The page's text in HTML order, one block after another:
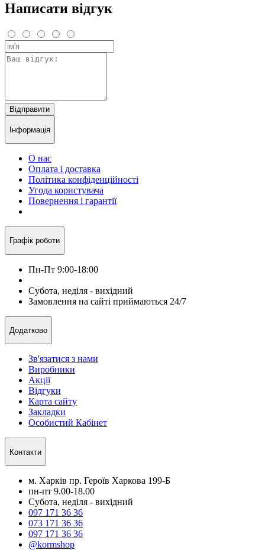
Написати відгук
Відправити
Інформація
О нас
Оплата і доставка
Політика конфіденційності
Угода користувача
Повернення і гарантії
Графік роботи
Пн-Пт 9:00-18:00
Субота, неділя - вихідний
Замовлення на сайті приймаються 24/7
Додатково
Зв'язатися з нами
Виробники
Акції
Відгуки
Карта сайту
Закладки
Особистий Кабінет
Контакти
м. Харків пр. Героїв Харкова 199-Б
пн-пт 9.00-18.00
Субота, неділя - вихідний
097 171 36 36
073 171 36 36
097 171 36 36
@kormshop